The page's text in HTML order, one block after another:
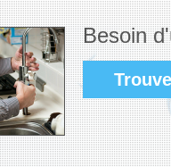
Besoin